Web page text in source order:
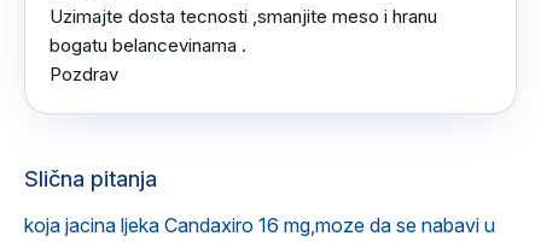
Uzimajte dosta tecnosti ,smanjite meso i hranu
bogatu belancevinama .
Pozdrav
Slična pitanja
koja jacina ljeka Candaxiro 16 mg,moze da se nabavi u